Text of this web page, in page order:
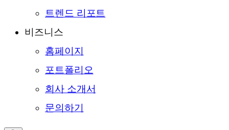
트렌드 리포트
비즈니스
홈페이지
포트폴리오
회사 소개서
문의하기